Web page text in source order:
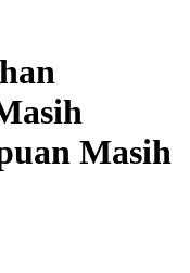
Masih